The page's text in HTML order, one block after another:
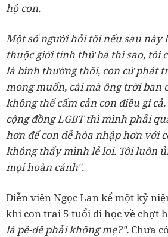
hộ con.
Một số người hỏi tôi nếu sau này
thuộc giới tính thứ ba thì sao, tôi
là bình thường thôi, con cứ phát
mong muốn, cái mà ông trời ban
không thể cấm cản con điều gì
cộng đồng LGBT thì mình phải
hơn để con dễ hòa nhập hơn với
không thấy mình lẻ loi. Tôi luôn
mọi hoàn cảnh".
Diễn viên Ngọc Lan kể một kỷ
khi con trai 5 tuổi đi học về chợt
là pê-đê phải không mẹ?". Chưa